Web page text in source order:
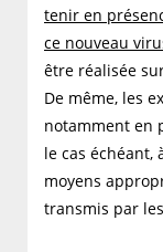
tenir en
ce nouveau
être réalisée
De même, les
notamment en
le cas échéant,
moyens
transmis par